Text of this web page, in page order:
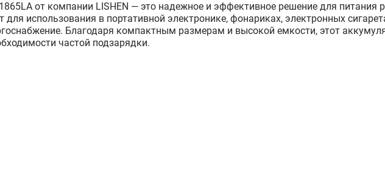
от компании LISHEN — это надежное и эффективное решение для питания
использования в портативной электронике, фонариках, электронных
Благодаря компактным размерам и высокой емкости, этот
частой подзарядки.